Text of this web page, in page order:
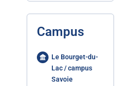
Campus
Le Bourget-du-
Lac / campus
Savoie